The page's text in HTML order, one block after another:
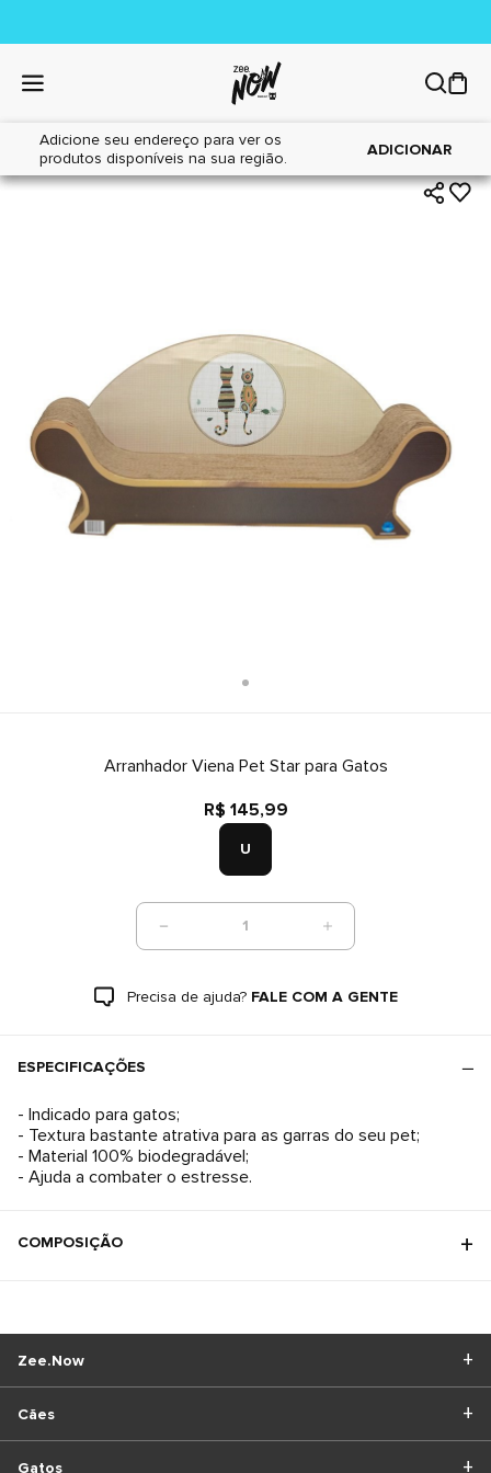
Adicione seu endereço para ver os
produtos disponíveis na sua região.
ADICIONAR
Home|Gatos|Brinquedos
Arranhador Viena Pet Star para Gatos
R$ 145,99
U
1
Precisa de ajuda? FALE COM A GENTE
ESPECIFICAÇÕES
- Indicado para gatos;
- Textura bastante atrativa para as garras do seu pet;
- Material 100% biodegradável;
- Ajuda a combater o estresse.
COMPOSIÇÃO
Cães
Gatos
Zee.Now